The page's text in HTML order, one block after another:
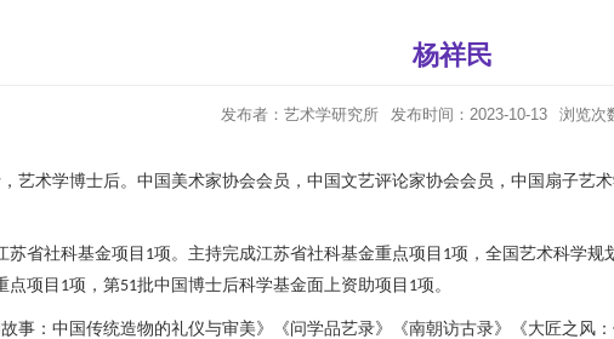
杨祥民
发布者：艺术学研究所 发布时间：2023-10-13 浏览次
艺术学博士后。 中国美术家协会会员，中国文艺评论家协会会员，中国扇子艺
苏省社科基金项目 1项。主持完成江苏省社科基金重点项目 1项，全国艺术科学规
点项目 1项，第51批中国博士后科学基金面上资助项目 1项。
事：中国传统造物的礼仪与审美》《问学品艺录》《南朝访古录》《大匠之风：